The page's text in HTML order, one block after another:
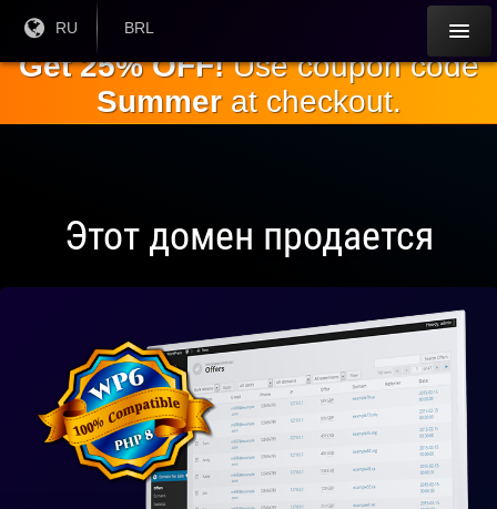
содержанию
Текущий
RU
Текущая
BRL
Get 25% OFF!Use coupon code
Summerat checkout.
Этот домен продается
Полностью
совместим
с WP 6